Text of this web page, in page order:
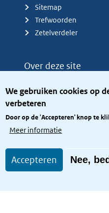
We gebruiken cookies op
verbeteren
Door op de 'Accepteren' knop te
Meer informatie
Accepteren Nee,
Sitemap
Trefwoorden
Zetelverdeler
Over deze site
Privacy
Toegang site openbaar
Toegankelijkheid